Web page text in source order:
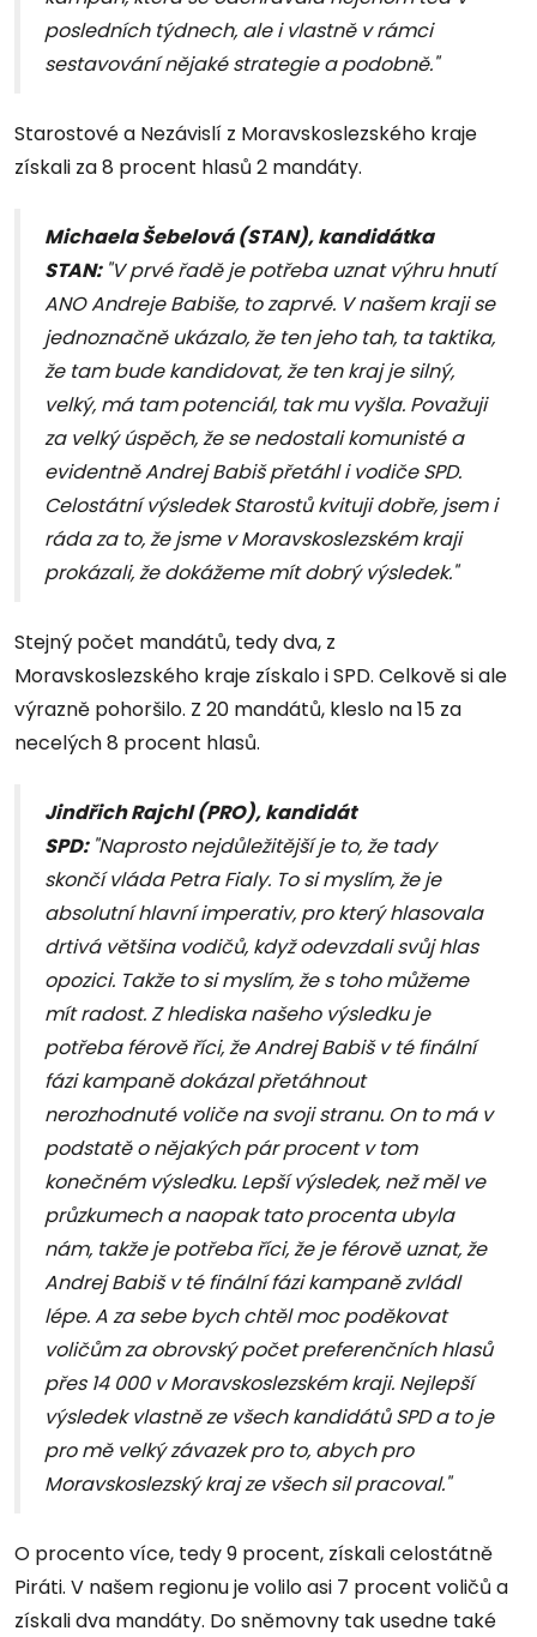
posledních týdnech, ale i vlastně v rámci
sestavování nějaké strategie a podobně."
Starostové a Nezávislí z Moravskoslezského kraje
získali za 8 procent hlasů 2 mandáty.
Michaela Šebelová (STAN), kandidátka
STAN: "V prvé řadě je potřeba uznat výhru hnutí
ANO Andreje Babiše, to zaprvé. V našem kraji se
jednoznačně ukázalo, že ten jeho tah, ta taktika,
že tam bude kandidovat, že ten kraj je silný,
velký, má tam potenciál, tak mu vyšla. Považuji
za velký úspěch, že se nedostali komunisté a
evidentně Andrej Babiš přetáhl i vodiče SPD.
Celostátní výsledek Starostů kvituji dobře, jsem i
ráda za to, že jsme v Moravskoslezském kraji
prokázali, že dokážeme mít dobrý výsledek."
Stejný počet mandátů, tedy dva, z
Moravskoslezského kraje získalo i SPD. Celkově si ale
výrazně pohoršilo. Z 20 mandátů, kleslo na 15 za
necelých 8 procent hlasů.
Jindřich Rajchl (PRO), kandidát
SPD: "Naprosto nejdůležitější je to, že tady
skončí vláda Petra Fialy. To si myslím, že je
absolutní hlavní imperativ, pro který hlasovala
drtivá většina vodičů, když odevzdali svůj hlas
opozici. Takže to si myslím, že s toho můžeme
mít radost. Z hlediska našeho výsledku je
potřeba férově říci, že Andrej Babiš v té finální
fázi kampaně dokázal přetáhnout
nerozhodnuté voliče na svoji stranu. On to má v
podstatě o nějakých pár procent v tom
konečném výsledku. Lepší výsledek, než měl ve
průzkumech a naopak tato procenta ubyla
nám, takže je potřeba říci, že je férově uznat, že
Andrej Babiš v té finální fázi kampaně zvládl
lépe. A za sebe bych chtěl moc poděkovat
voličům za obrovský počet preferenčních hlasů
přes 14 000 v Moravskoslezském kraji. Nejlepší
výsledek vlastně ze všech kandidátů SPD a to je
pro mě velký závazek pro to, abych pro
Moravskoslezský kraj ze všech sil pracoval."
O procento více, tedy 9 procent, získali celostátně
Piráti. V našem regionu je volilo asi 7 procent voličů a
získali dva mandáty. Do sněmovny tak usedne také